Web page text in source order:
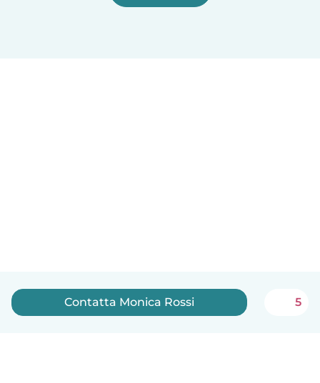
Contatta Monica Rossi 5